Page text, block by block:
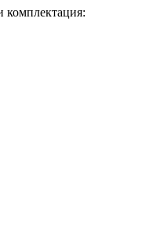
комплектация: